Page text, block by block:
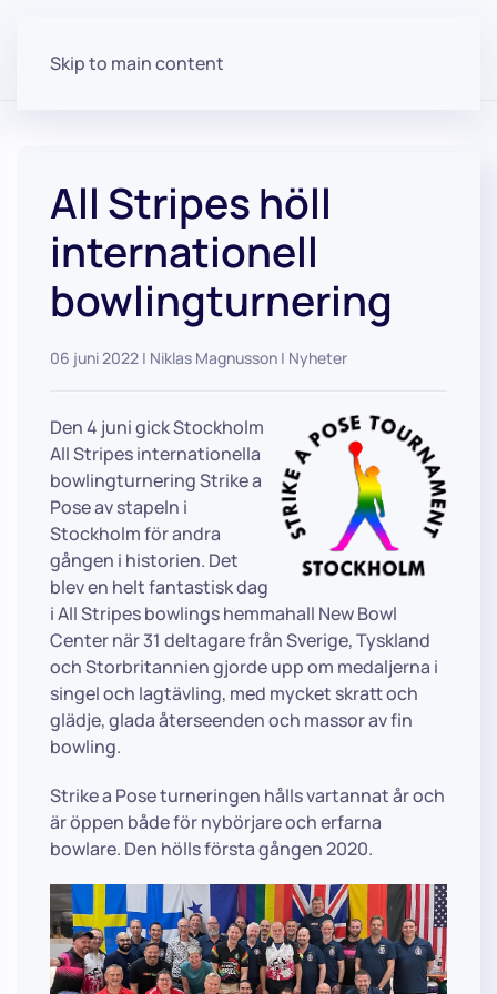
Skip to main content
All Stripes höll
internationell
bowlingturnering
06 juni 2022 | Niklas Magnusson | Nyheter
Den 4 juni gick Stockholm
All Stripes internationella
bowlingturnering Strike a
Pose av stapeln i
Stockholm för andra
gången i historien. Det
blev en helt fantastisk dag
i All Stripes bowlings hemmahall New Bowl
Center när 31 deltagare från Sverige, Tyskland
och Storbritannien gjorde upp om medaljerna i
singel och lagtävling, med mycket skratt och
glädje, glada återseenden och massor av fin
bowling.
Strike a Pose turneringen hålls vartannat år och
är öppen både för nybörjare och erfarna
bowlare. Den hölls första gången 2020.